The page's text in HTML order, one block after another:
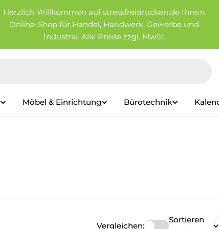
Herzlich Willkommen auf stressfreidrucken.de Ihrem
Online-Shop für Handel, Handwerk, Gewerbe und
Industrie. Alle Preise zzgl. MwSt.
Möbel & Einrichtung Bürotechnik
Vergleichen:
Sortieren